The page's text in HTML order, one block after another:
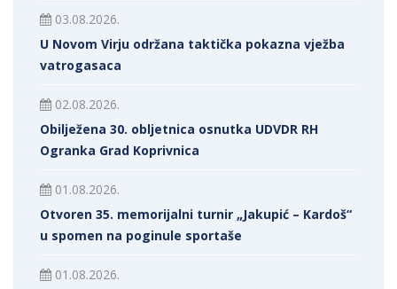
03.08.2026.
U Novom Virju održana taktička pokazna vježba
vatrogasaca
02.08.2026.
Obilježena 30. obljetnica osnutka UDVDR RH
Ogranka Grad Koprivnica
01.08.2026.
Otvoren 35. memorijalni turnir „Jakupić – Kardoš“
u spomen na poginule sportaše
01.08.2026.